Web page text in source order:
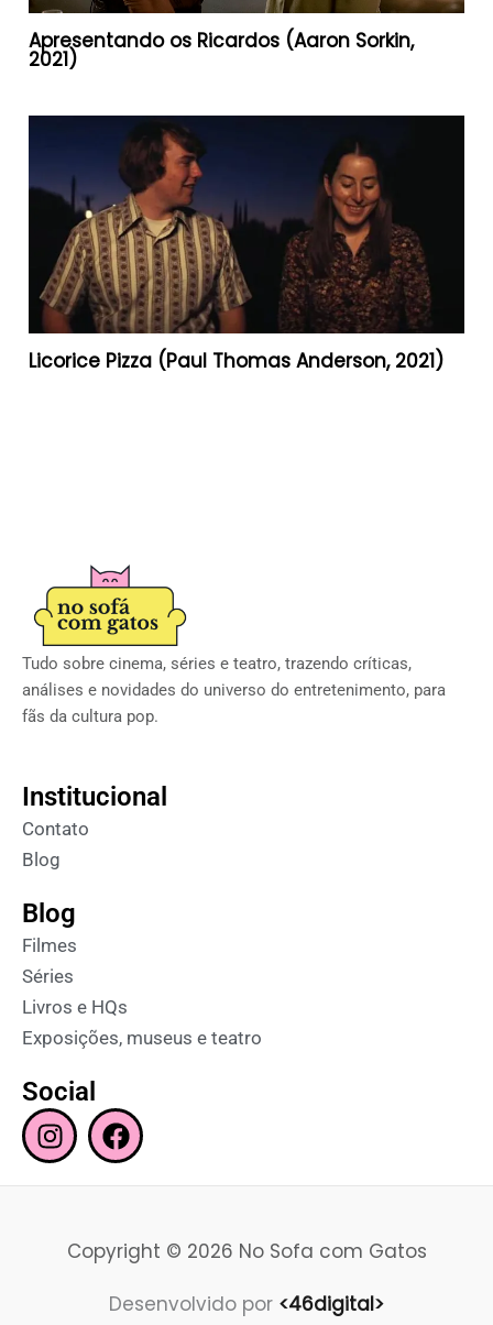
Apresentando os Ricardos (Aaron Sorkin,
2021)
Licorice Pizza (Paul Thomas Anderson, 2021)
Tudo sobre cinema, séries e teatro, trazendo críticas,
análises e novidades do universo do entretenimento, para
fãs da cultura pop.
Institucional
Contato
Blog
Blog
Filmes
Séries
Livros e HQs
Exposições, museus e teatro
Social
I
n
s
F
a
c
o
o
k
Copyright © 2026 No Sofa com Gatos
Desenvolvido por <46digital>